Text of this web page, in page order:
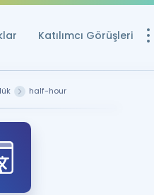
Katılımcı Görüşleri
half-hour